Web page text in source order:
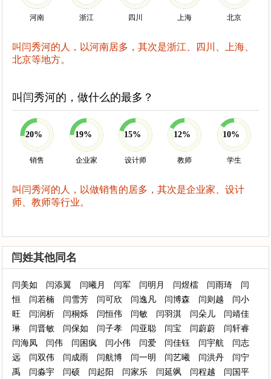
河南 浙江 四川 上海 北京
叫闫秀河的人，以河南居多，其次是浙江、四川、上海、
北京等地方。
叫闫秀河的，做什么的最多？
20%
销售
19%
企业家
15%
设计师
12%
教师
10%
学生
叫闫秀河的人，以做销售的居多，其次是企业家、设计
师、教师等行业。
闫姓其他同名
闫美如 闫添翼 闫曦月 闫军 闫明月 闫煜檑 闫雨琦
闫
恒
闫若楠 闫雪芳 闫可欣 闫逸凡 闫博森 闫则越
闫小
旺
闫润析 闫桐烁 闫恒伟 闫敏 闫羽淇 闫朵儿
闫靖佳
琳
闫晋敏 闫保如 闫子孝 闫亚聪 闫宝 闫蔚蔚
闫轩睿
闫海凤
闫伟 闫困疯 闫小伟 闫爱 闫佳钰 闫宇航
闫志
远
闫双伟 闫成雨 闫航博 闫一明 闫艺曦 闫洪丹
闫宁
禹
闫淼宇 闫硕 闫起阳 闫家乐 闫延飒 闫程越
闫国平